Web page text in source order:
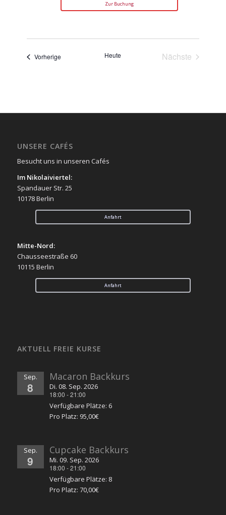
Zur Buchung
Vorherige VeranstaltungenHeute
Nächste
UNSERE CAFÉS
Besucht uns in unseren Cafés
Im Nikolaiviertel:
Spandauer Str. 25
10178 Berlin
Anfahrt
Mitte-Nord:
Chausseestraße 60
10115 Berlin
Anfahrt
AKTUELL FREIE KURSE
Sep.
8
Macaron Backkurs
Di. 08. Sep. 2026
18:00 -21:00
Verfügbare Plätze: 6
Pro Platz: 95,00€
Sep.
9
Cupcake Backkurs
Mi. 09. Sep. 2026
18:00 -21:00
Verfügbare Plätze: 8
Pro Platz: 70,00€